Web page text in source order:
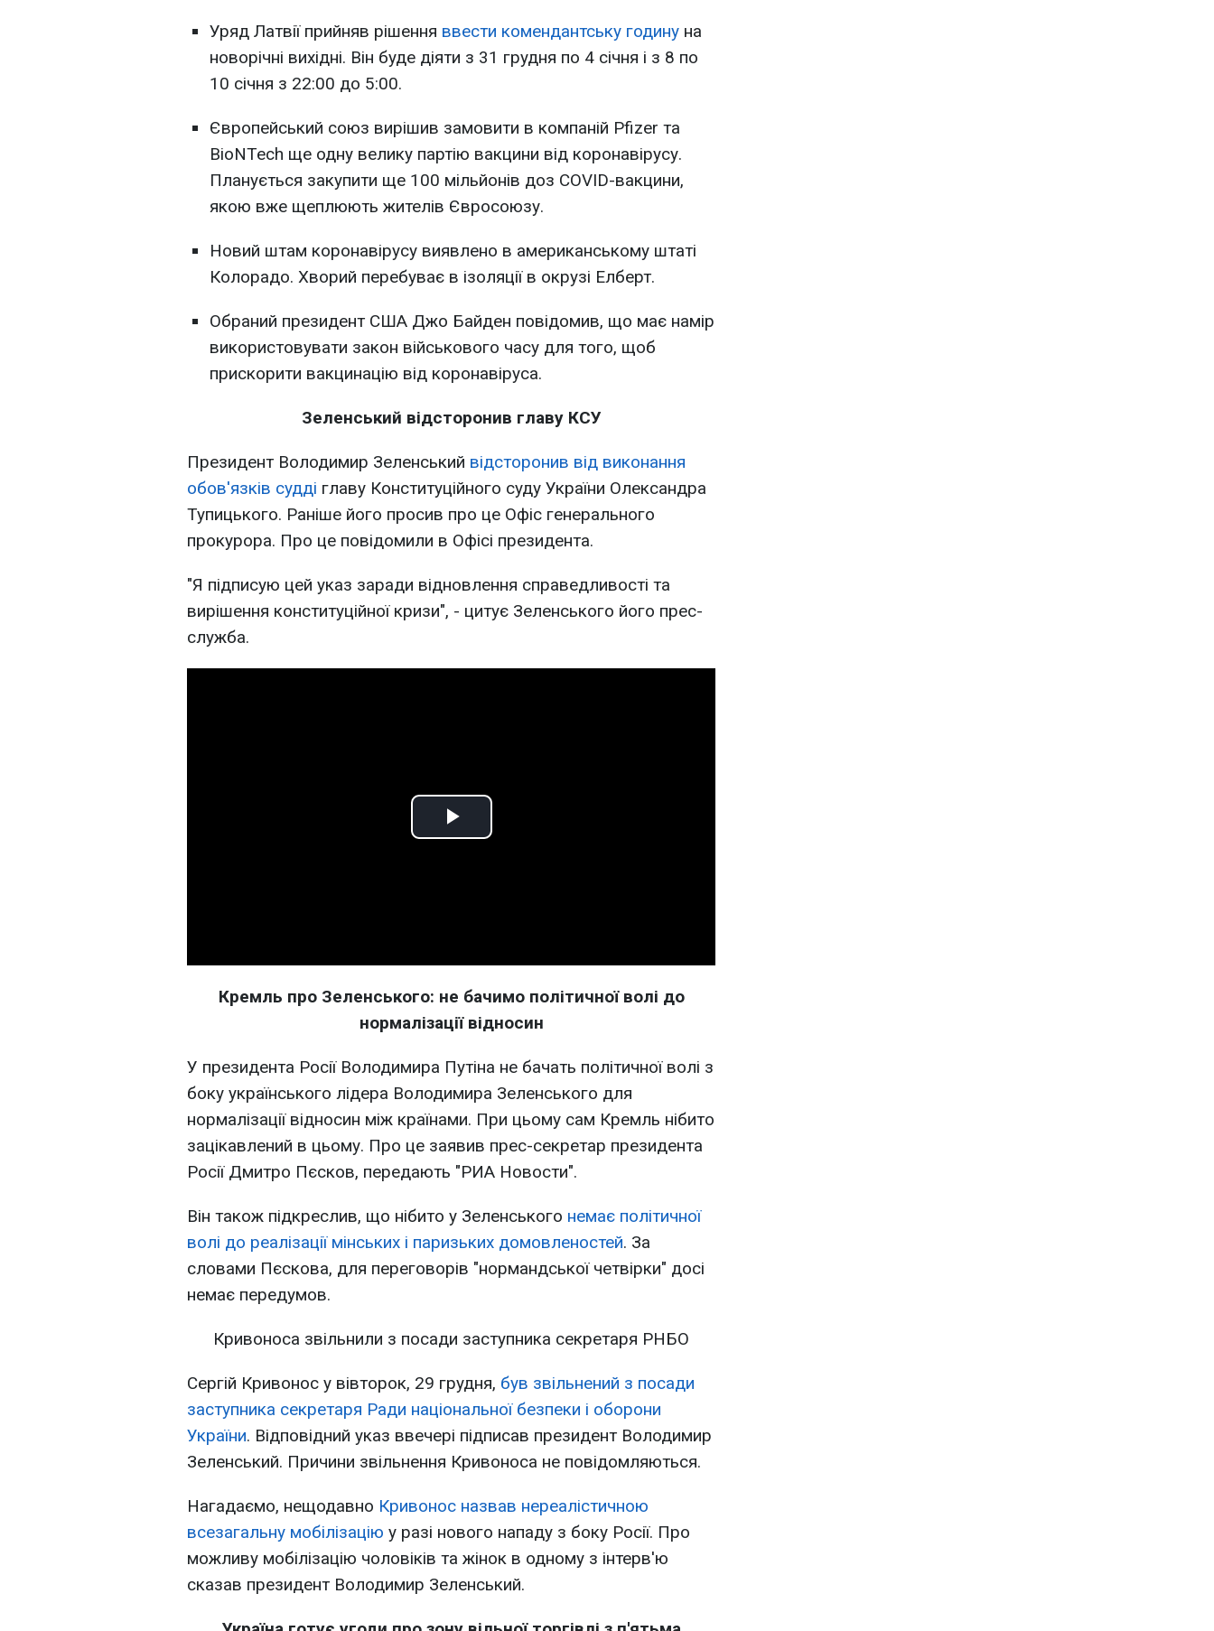
Уряд Латвії прийняв рішення ввести комендантську годину на
новорічні вихідні. Він буде діяти з 31 грудня по 4 січня і з 8 по
10 січня з 22:00 до 5:00.
Європейський союз вирішив замовити в компаній Pfizer та
BioNTech ще одну велику партію вакцини від коронавірусу.
Планується закупити ще 100 мільйонів доз COVID-вакцини,
якою вже щеплюють жителів Євросоюзу.
Новий штам коронавірусу виявлено в американському штаті
Колорадо. Хворий перебуває в ізоляції в окрузі Елберт.
Обраний президент США Джо Байден повідомив, що має намір
використовувати закон військового часу для того, щоб
прискорити вакцинацію від коронавіруса.
Зеленський відсторонив главу КСУ
Президент Володимир Зеленський відсторонив від виконання
обов'язків судді главу Конституційного суду України Олександра
Тупицького. Раніше його просив про це Офіс генерального
прокурора. Про це повідомили в Офісі президента.
"Я підписую цей указ заради відновлення справедливості та
вирішення конституційної кризи", - цитує Зеленського його прес-
служба.
Play
Кремль про Зеленського: не бачимо політичної волі до
нормалізації відносин
У президента Росії Володимира Путіна не бачать політичної волі з
боку українського лідера Володимира Зеленського для
нормалізації відносин між країнами. При цьому сам Кремль нібито
зацікавлений в цьому. Про це заявив прес-секретар президента
Росії Дмитро Пєсков, передають "РИА Новости".
Він також підкреслив, що нібито у Зеленського немає політичної
волі до реалізації мінських і паризьких домовленостей. За
словами Пєскова, для переговорів "нормандської четвірки" досі
немає передумов.
Кривоноса звільнили з посади заступника секретаря РНБО
Сергій Кривонос у вівторок, 29 грудня, був звільнений з посади
заступника секретаря Ради національної безпеки і оборони
України. Відповідний указ ввечері підписав президент Володимир
Зеленський. Причини звільнення Кривоноса не повідомляються.
Нагадаємо, нещодавно Кривонос назвав нереалістичною
всезагальну мобілізацію у разі нового нападу з боку Росії. Про
можливу мобілізацію чоловіків та жінок в одному з інтерв'ю
сказав президент Володимир Зеленський.